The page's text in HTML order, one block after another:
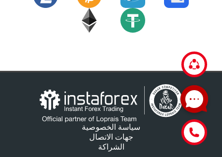
سياسة الخصوصية
جهات الاتصال
الشراكة